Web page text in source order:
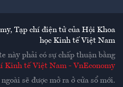
, Tạp chí điện tử của Hội Khoa
học Kinh tế Việt Nam
này phải có sự chấp thuận bằng
Kinh tế Việt Nam - VnEconomy
sẽ được mở ra ở cửa sổ mới.